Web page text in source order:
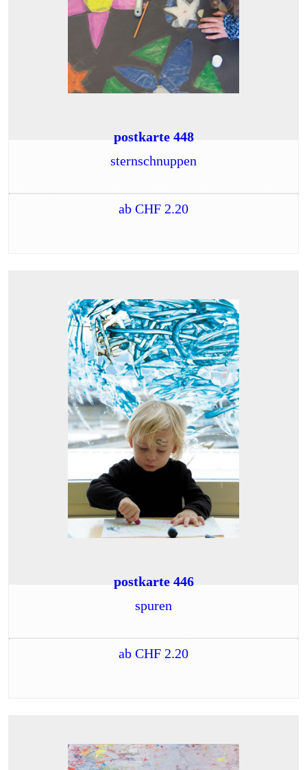
postkarte 448
sternschnuppen
ab CHF 2.20
postkarte 446
spuren
ab CHF 2.20